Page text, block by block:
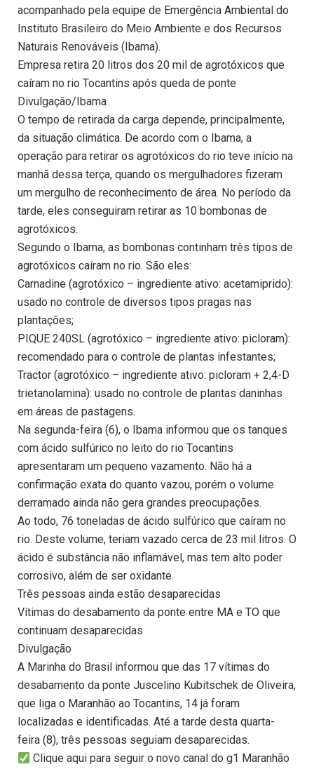
acompanhado pela equipe de Emergência Ambiental do
Instituto Brasileiro do Meio Ambiente e dos Recursos
Naturais Renováveis (Ibama).
Empresa retira 20 litros dos 20 mil de agrotóxicos que
caíram no rio Tocantins após queda de ponte
Divulgação/Ibama
O tempo de retirada da carga depende, principalmente,
da situação climática. De acordo com o Ibama, a
operação para retirar os agrotóxicos do rio teve início na
manhã dessa terça, quando os mergulhadores fizeram
um mergulho de reconhecimento de área. No período da
tarde, eles conseguiram retirar as 10 bombonas de
agrotóxicos.
Segundo o Ibama, as bombonas continham três tipos de
agrotóxicos caíram no rio. São eles:
Carnadine (agrotóxico – ingrediente ativo: acetamiprido):
usado no controle de diversos tipos pragas nas
plantações;
PIQUE 240SL (agrotóxico – ingrediente ativo: picloram):
recomendado para o controle de plantas infestantes;
Tractor (agrotóxico – ingrediente ativo: picloram + 2,4-D
trietanolamina): usado no controle de plantas daninhas
em áreas de pastagens.
Na segunda-feira (6), o Ibama informou que os tanques
com ácido sulfúrico no leito do rio Tocantins
apresentaram um pequeno vazamento. Não há a
confirmação exata do quanto vazou, porém o volume
derramado ainda não gera grandes preocupações.
Ao todo, 76 toneladas de ácido sulfúrico que caíram no
rio. Deste volume, teriam vazado cerca de 23 mil litros. O
ácido é substância não inflamável, mas tem alto poder
corrosivo, além de ser oxidante.
Três pessoas ainda estão desaparecidas
Vítimas do desabamento da ponte entre MA e TO que
continuam desaparecidas
Divulgação
A Marinha do Brasil informou que das 17 vítimas do
desabamento da ponte Juscelino Kubitschek de Oliveira,
que liga o Maranhão ao Tocantins, 14 já foram
localizadas e identificadas. Até a tarde desta quarta-
feira (8), três pessoas seguiam desaparecidas.
Clique aqui para seguir o novo canal do g1 Maranhão